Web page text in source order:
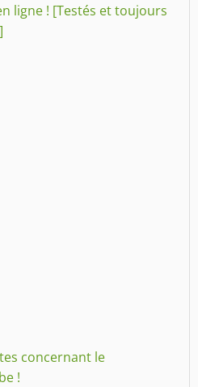
ligne ! [Testés et toujours
concernant le
!